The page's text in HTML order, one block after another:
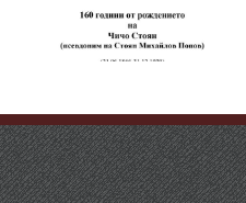
рождението на д-р
Кръстю Кръстев